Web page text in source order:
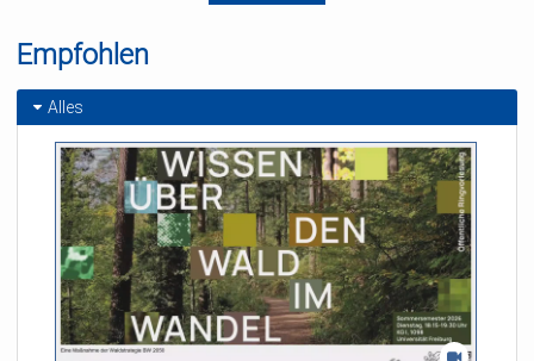
Referent/in:
Andreas Nagel
Empfohlen
Alles